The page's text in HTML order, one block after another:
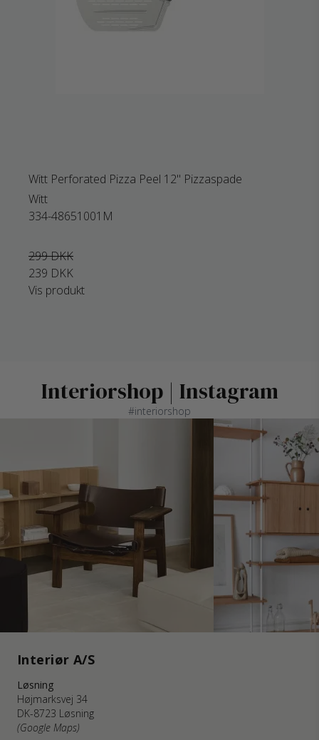
Witt Perforated Pizza Peel 12" Pizzaspade
Witt
334-48651001M
299 DKK
239 DKK
Vis produkt
Interiorshop | Instagram
#interiorshop
Interiør A/S
Løsning
Højmarksvej 34
DK-8723 Løsning
(Google Maps)